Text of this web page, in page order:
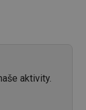
aktivity.